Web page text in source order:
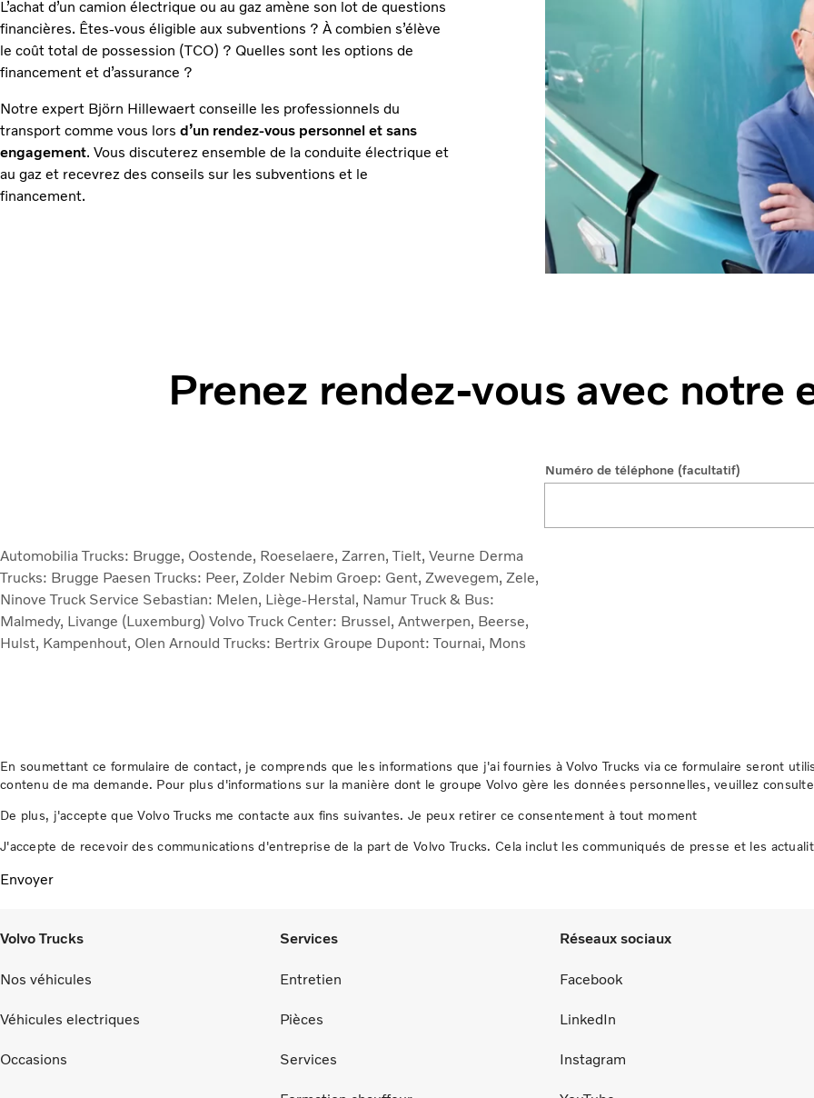
L’achat d’un camion électrique ou au gaz amène son lot de questions
financières. Êtes-vous éligible aux subventions ? À combien s’élève
le coût total de possession (TCO) ? Quelles sont les options de
financement et d’assurance ?
Notre expert Björn Hillewaert conseille les professionnels du
transport comme vous lors d’un rendez-vous personnel et sans
engagement. Vous discuterez ensemble de la conduite électrique et
au gaz et recevrez des conseils sur les subventions et le
financement.
Prenez rendez-vous avec notre
Numéro de téléphone (facultatif)
Automobilia Trucks: Brugge, Oostende, Roeselaere, Zarren, Tielt, Veurne Derma
Trucks: Brugge Paesen Trucks: Peer, Zolder Nebim Groep: Gent, Zwevegem, Zele,
Ninove Truck Service Sebastian: Melen, Liège-Herstal, Namur Truck & Bus:
Malmedy, Livange (Luxemburg) Volvo Truck Center: Brussel, Antwerpen, Beerse,
Hulst, Kampenhout, Olen Arnould Trucks: Bertrix Groupe Dupont: Tournai, Mons
En soumettant ce formulaire de contact, je comprends que les informations que j'ai fournies à Volvo Trucks via ce formulaire seront
contenu de ma demande. Pour plus d'informations sur la manière dont le groupe Volvo gère les données personnelles, veuillez
De plus, j'accepte que Volvo Trucks me contacte aux fins suivantes. Je peux retirer ce consentement à tout moment
J'accepte de recevoir des communications d'entreprise de la part de Volvo Trucks. Cela inclut les communiqués de presse et les
Envoyer
Volvo Trucks
Nos véhicules
Véhicules electriques
Occasions
Services
Entretien
Pièces
Services
Réseaux sociaux
Facebook
LinkedIn
Instagram